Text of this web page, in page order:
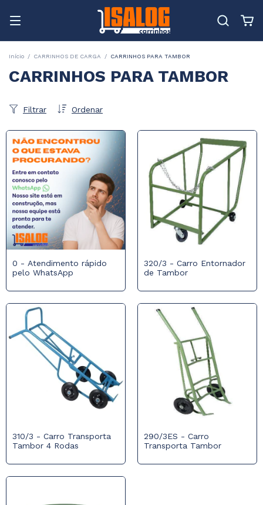
Início / CARRINHOS DE CARGA / CARRINHOS PARA TAMBOR
CARRINHOS PARA TAMBOR
Ordenar
Filtrar
0 - Atendimento rápido
pelo WhatsApp
320/3 - Carro Entornador
de Tambor
310/3 - Carro Transporta
Tambor 4 Rodas
290/3ES - Carro
Transporta Tambor